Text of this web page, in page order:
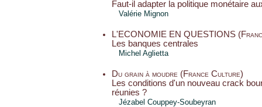
Faut-il adapter la politique monétaire
Valérie Mignon
L'ECONOMIE EN QUESTIONS
Les banques centrales
Michel Aglietta
Du grain à moudre (France Culture)
Les conditions d'un nouveau crack
réunies ?
Jézabel Couppey-Soubeyran